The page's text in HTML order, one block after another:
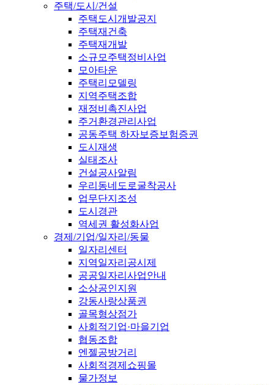
주택/도시/건설
주택도시개발공지
주택재건축
주택재개발
소규모주택정비사업
모아타운
주택리모델링
지역주택조합
재정비촉진사업
주거환경관리사업
공동주택 하자보증보험증권
도시재생
실태조사
건설공사알림
우리동네도로굴착공사
업무단지조성
도시경관
역세권 활성화사업
경제/기업/일자리/동물
일자리센터
지역일자리공시제
공공일자리사업안내
소상공인지원
강동사랑상품권
골목형상점가
사회적기업·마을기업
협동조합
엔젤공방거리
사회적경제쇼핑몰
물가정보